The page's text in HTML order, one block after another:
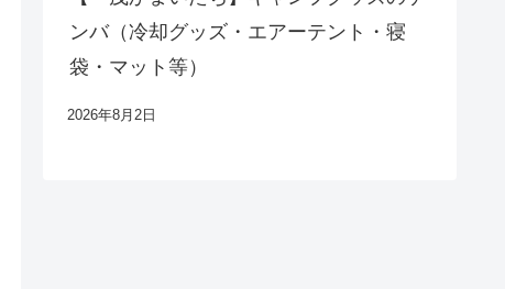
ンバ（冷却グッズ・エアーテント・寝
袋・マット等）
2026年8月2日